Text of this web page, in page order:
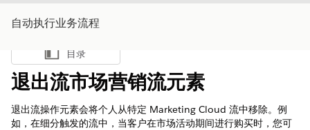
自动执行业务流程
显示目录
目录
退出流市场营销流元素
退出流操作元素会将个人从特定 Marketing Cloud 流中移除。例
如，在细分触发的流中，当客户在市场活动期间进行购买时，您可